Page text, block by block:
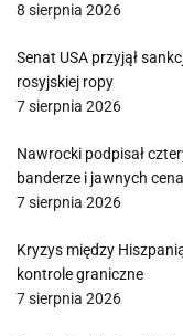
8 sierpnia 2026
Senat USA przyjął
rosyjskiej ropy
7 sierpnia 2026
Nawrocki podpisał
banderze i jawnych
7 sierpnia 2026
Kryzys między
kontrole graniczne
7 sierpnia 2026